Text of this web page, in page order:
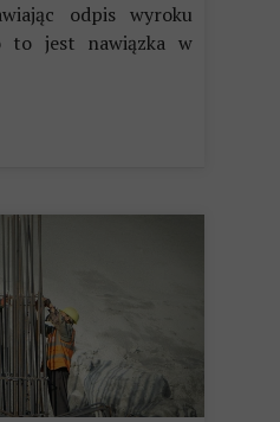
odpis wyroku
to jest nawiązka w